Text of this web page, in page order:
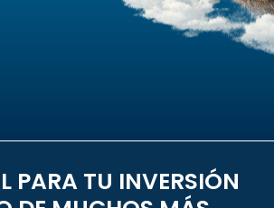
PARA TU INVERSIÓN